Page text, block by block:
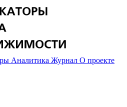
Аналитика Журнал О проекте